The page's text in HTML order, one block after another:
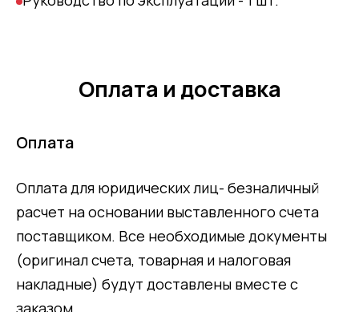
Оплата и доставка
Оплата
Оплата для юридических лиц- безналичный
расчет на основании выставленного счета
поставщиком. Все необходимые документы
(оригинал счета, товарная и налоговая
накладные) будут доставлены вместе с
заказом.